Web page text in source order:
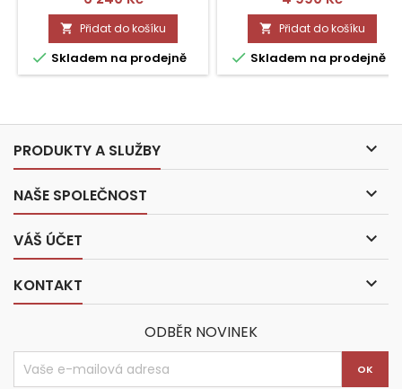
 Přidat do košíku
 Skladem na prodejně
 Přidat do košíku
 Skladem na prodejně
PRODUKTY A SLUŽBY 
NAŠE SPOLEČNOST 
VÁŠ ÚČET 
KONTAKT 
ODBĚR NOVINEK